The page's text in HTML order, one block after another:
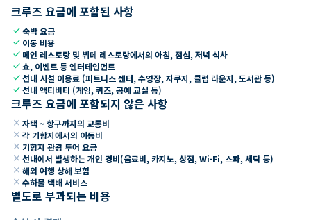
크루즈 요금에 포함된 사항
check숙박 요금
check 이동 비용
check 메인 레스토랑 및 뷔페 레스토랑에서의 아침, 점심, 저녁 식사
check쇼, 이벤트 등 엔터테인먼트
check선내 시설 이용료 (피트니스 센터, 수영장, 자쿠지, 클럽 라운지, 도서관 등)
check선내 액티비티 (게임, 퀴즈, 공예 교실 등)
크루즈 요금에 포함되지 않은 사항
close 자택 ~ 항구까지의 교통비
close 각 기항지에서의 이동비
close 기항지 관광 투어 요금
close 선내에서 발생하는 개인 경비(음료비, 카지노, 상점, Wi-Fi, 스파, 세탁 등)
close 해외 여행 상해 보험
close 수하물 택배 서비스
별도로 부과되는 비용